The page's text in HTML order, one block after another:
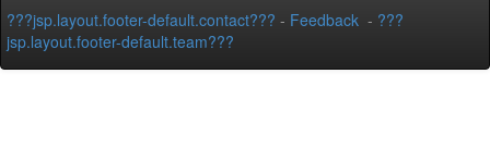
???jsp.layout.footer-default.contact??? - Feedback - ???
jsp.layout.footer-default.team???